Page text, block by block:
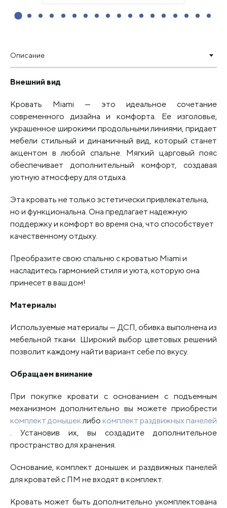
Описание
Внешний вид
Кровать Miami — это идеальное сочетание
современного дизайна и комфорта. Ее изголовье,
украшенное широкими продольными линиями, придает
мебели стильный и динамичный вид, который станет
акцентом в любой спальне. Мягкий царговый пояс
обеспечивает дополнительный комфорт, создавая
уютную атмосферу для отдыха.
Эта кровать не только эстетически привлекательна,
но и функциональна. Она предлагает надежную
поддержку и комфорт во время сна, что способствует
качественному отдыху.
Преобразите свою спальню с кроватью Miami и
насладитесь гармонией стиля и уюта, которую она
принесет в ваш дом!
Материалы
Используемые материалы — ДСП, обивка выполнена из
мебельной ткани. Широкий выбор цветовых решений
позволит каждому найти вариант себе по вкусу.
Обращаем внимание
При покупке кровати с основанием с подъемным
механизмом дополнительно вы можете приобрести
комплект донышек либо комплект раздвижных панелей
. Установив их, вы создадите дополнительное
пространство для хранения.
Основание, комплект донышек и раздвижных панелей
для кроватей с ПМ не входят в комплект.
Кровать может быть дополнительно укомплектована